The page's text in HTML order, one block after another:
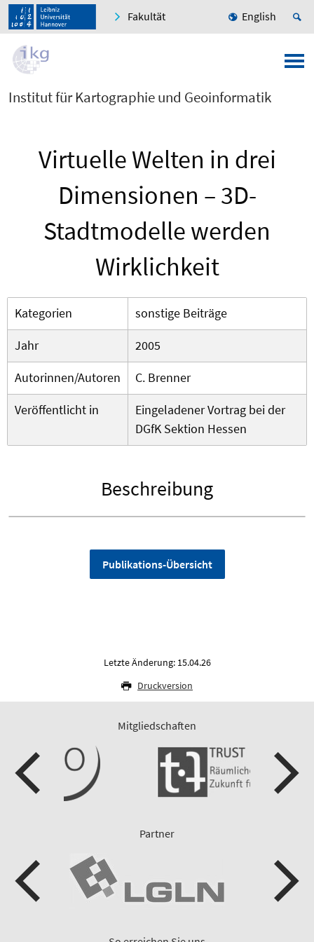
Fakultät English
Institut für Kartographie und Geoinformatik
Virtuelle Welten in drei
Dimensionen – 3D-
Stadtmodelle werden
Wirklichkeit
Kategorien
sonstige Beiträge
Jahr
2005
Autorinnen/Autoren
C. Brenner
Veröffentlicht in
Eingeladener Vortrag bei der
DGfK Sektion Hessen
Beschreibung
Publikations-Übersicht
Letzte Änderung: 15.04.26
Druckversion
Mitgliedschaften
Partner